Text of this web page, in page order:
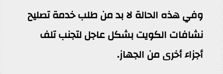
وفي هذه الحالة لا بد من طلب خدمة تصليح
نشافات الكويت بشكل عاجل لتجنب تلف
أجزاء أخرى من الجهاز.